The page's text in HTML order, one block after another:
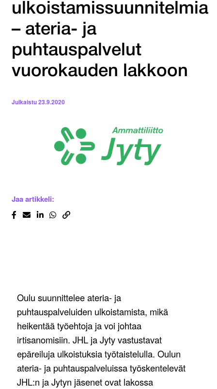
ulkoistamissuunnitelmia
– ateria- ja
puhtauspalvelut
vuorokauden lakkoon
Julkaistu23.9.2020
Jaa artikkeli:
Oulu suunnittelee ateria- ja
puhtauspalveluiden ulkoistamista, mikä
heikentää työehtoja ja voi johtaa
irtisanomisiin. JHL ja Jyty vastustavat
epäreiluja ulkoistuksia työtaistelulla. Oulun
ateria- ja puhtauspalveluissa työskentelevät
JHL:n ja Jytyn jäsenet ovat lakossa